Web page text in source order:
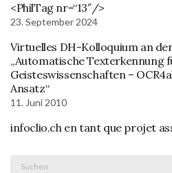
<PhilTag nr=“13″/>
23. September 2024
Virtuelles DH-Kolloquium an
„Automatische Texterkennung
Geisteswissenschaften –
Ansatz“
11. Juni 2010
infoclio.ch en tant que projet